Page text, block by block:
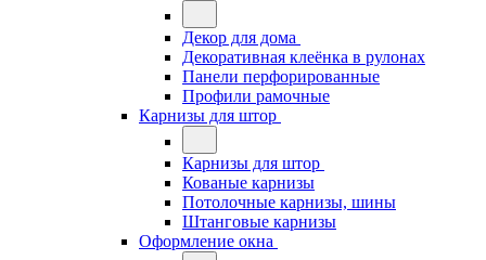
Декор для дома
Декоративная клеёнка в рулонах
Панели перфорированные
Профили рамочные
Карнизы для штор
Карнизы для штор
Кованые карнизы
Потолочные карнизы, шины
Штанговые карнизы
Оформление окна